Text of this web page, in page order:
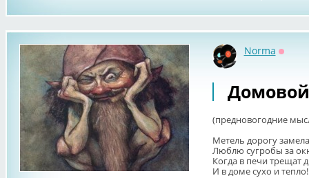
Norma
Домовой
(предновогодние
Метель дорогу
Люблю сугробы за
Когда в печи трещат
И в доме сухо и тепло!